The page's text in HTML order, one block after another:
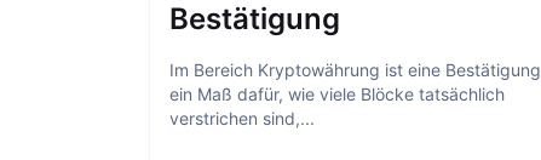
Bestätigung
Im Bereich Kryptowährung ist eine Bestätigung
ein Maß dafür, wie viele Blöcke tatsächlich
verstrichen sind,...